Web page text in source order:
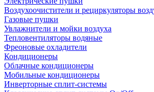
Воздухоочистители и рециркуляторы
Газовые пушки
Увлажнители и мойки воздуха
Тепловентиляторы водяные
Фреоновые охладители
Кондиционеры
Облачные кондиционеры
Мобильные кондиционеры
Инверторные сплит-системы